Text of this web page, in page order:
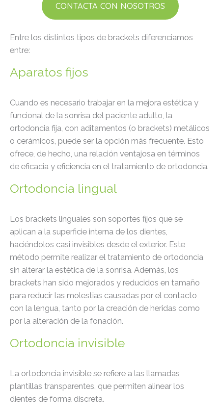
CONTACTA CON NOSOTROS
Entre los distintos tipos de brackets diferenciamos
entre:
Aparatos fijos
Cuando es necesario trabajar en la mejora estética y
funcional de la sonrisa del paciente adulto, la
ortodoncia fija, con aditamentos (o brackets) metálicos
o cerámicos, puede ser la opción más frecuente. Esto
ofrece, de hecho, una relación ventajosa en términos
de eficacia y eficiencia en el tratamiento de ortodoncia.
Ortodoncia lingual
Los brackets linguales son soportes fijos que se
aplican a la superficie interna de los dientes,
haciéndolos casi invisibles desde el exterior. Este
método permite realizar el tratamiento de ortodoncia
sin alterar la estética de la sonrisa. Además, los
brackets han sido mejorados y reducidos en tamaño
para reducir las molestias causadas por el contacto
con la lengua, tanto por la creación de heridas como
por la alteración de la fonación.
Ortodoncia invisible
La ortodoncia invisible se refiere a las llamadas
plantillas transparentes, que permiten alinear los
dientes de forma discreta.